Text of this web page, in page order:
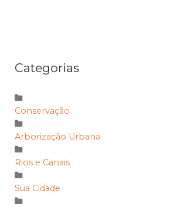
Categorias
Conservação
Arborização Urbana
Rios e Canais
Sua Cidade